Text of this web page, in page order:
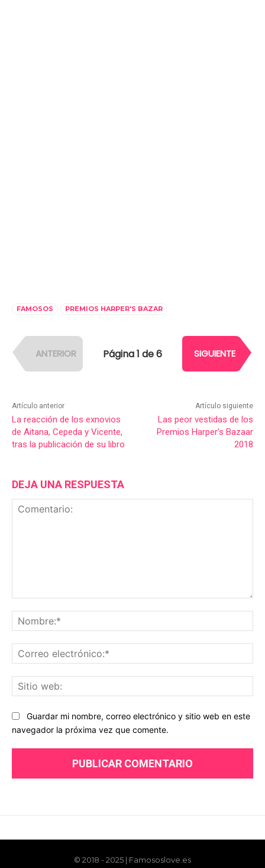
© 2018 - 2025 | Famososlove.es